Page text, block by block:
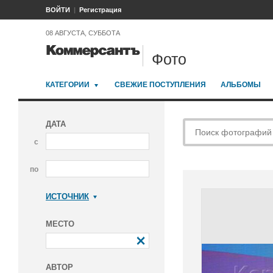
ВОЙТИ Регистрация
08 АВГУСТА, СУББОТА
Фото
КАТЕГОРИИ СВЕЖИЕ ПОСТУПЛЕНИЯ АЛЬБОМЫ
ДАТА
с
по
ИСТОЧНИК
МЕСТО
АВТОР